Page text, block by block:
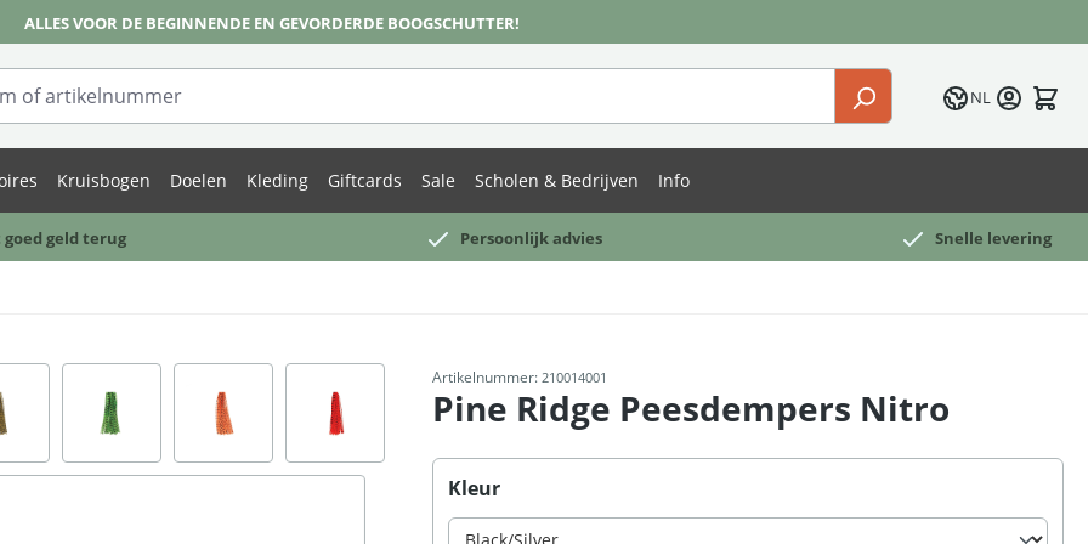
ALLES VOOR DE BEGINNENDE EN GEVORDERDE BOOGSCHUTTER!
NL
Kruisbogen Doelen Kleding Giftcards Sale Scholen & Bedrijven Info
geld terug Persoonlijk advies Snelle levering
Artikelnummer: 210014001
Pine Ridge Peesdempers Nitro
Selecteer
Kleur